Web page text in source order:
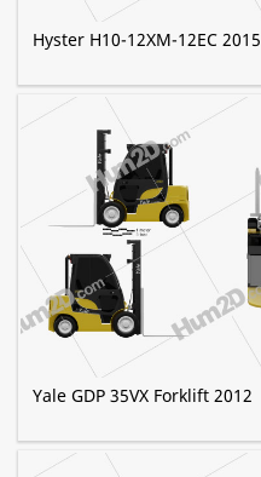
Hyster H10-12XM-12EC 2015
Yale GDP 35VX Forklift 2012